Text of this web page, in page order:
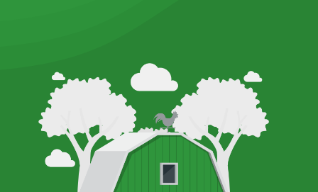
Корпоративный